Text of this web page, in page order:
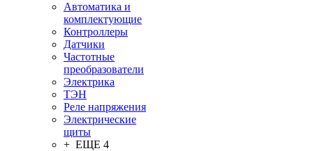
Автоматика и
комплектующие
Контроллеры
Датчики
Частотные
преобразователи
Электрика
ТЭН
Реле напряжения
Электрические
щиты
+ ЕЩЕ 4